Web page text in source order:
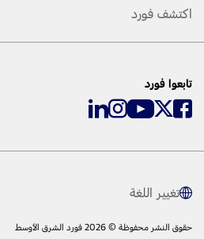
اكتشف فورد
تابعوا فورد
تغيير اللغة
حقوق النشر محفوظة © 2026 فورد الشرق الأوسط